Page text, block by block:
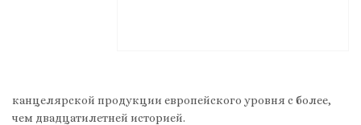
канцелярской продукции европейского уровня с более,
чем двадцатилетней историей.